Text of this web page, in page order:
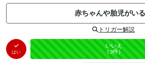
赤ちゃんや胎児がい
トリガー解説
はい
はい
（0件）
未投票
いいえ
（3件）